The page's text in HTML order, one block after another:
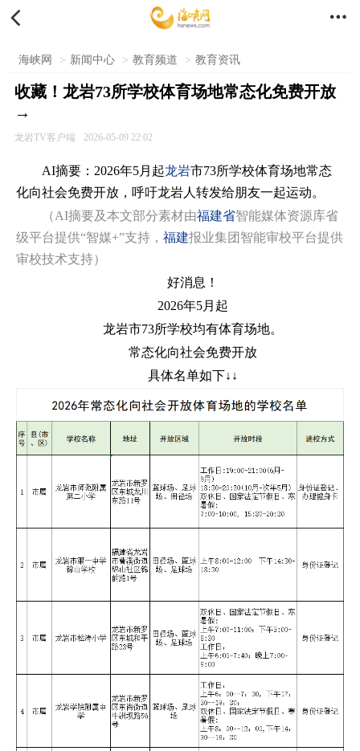
 
海峡网 > 新闻中心 > 教育频道 > 教育资讯
收藏！龙岩73所学校体育场地常态化免费开放
→
龙岩TV客户端 2026-05-09 22:02
AI摘要：2026年5月起龙岩市73所学校体育场地常态
化向社会免费开放，呼吁龙岩人转发给朋友一起运动。
（AI摘要及本文部分素材由福建省智能媒体资源库省
级平台提供“智媒+”支持， 福建报业集团智能审校平台提供
审校技术支持）
好消息！
2026年5月起
龙岩市73所学校均有体育场地。
常态化向社会免费开放
具体名单如下↓↓